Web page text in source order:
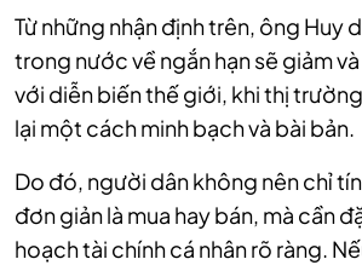
Từ những nhận định trên, ông Huy
trong nước về ngắn hạn sẽ giảm
với diễn biến thế giới, khi thị
lại một cách minh bạch và bài bản.
Do đó, người dân không nên chỉ
đơn giản là mua hay bán, mà cần
hoạch tài chính cá nhân rõ ràng.